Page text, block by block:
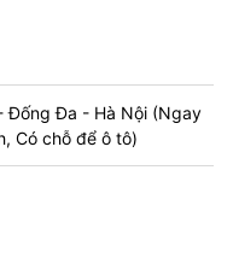
Đống Đa - Hà Nội (Ngay
Có chỗ để ô tô)